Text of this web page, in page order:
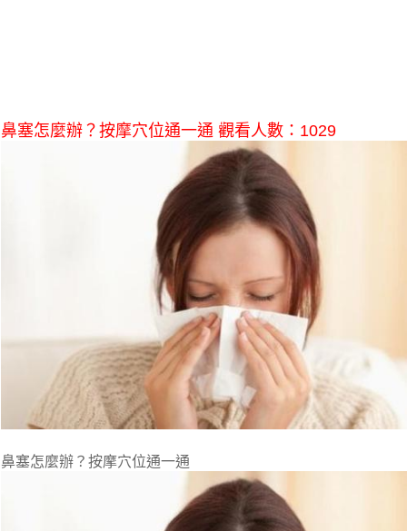
鼻塞怎麼辦？按摩穴位通一通 觀看人數：1029
鼻塞怎麼辦？按摩穴位通一通